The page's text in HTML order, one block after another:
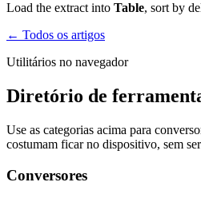
Load the extract into Table, sort by
← Todos os artigos
Utilitários no navegador
Diretório de
Use as categorias acima para
costumam ficar no dispositivo, sem
Conversores